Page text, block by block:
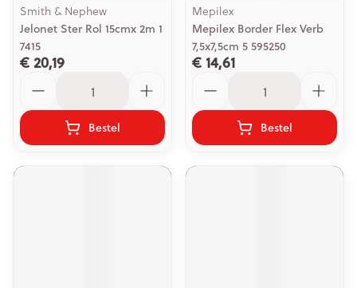
Smith & Nephew
Jelonet Ster Rol 15cmx 2m 1
7415
€ 20,19
Bestel
Mepilex
Mepilex Border Flex Verb
7,5x7,5cm 5 595250
€ 14,61
Bestel